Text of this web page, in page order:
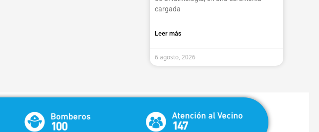
cargada
Leer más
6 agosto, 2026